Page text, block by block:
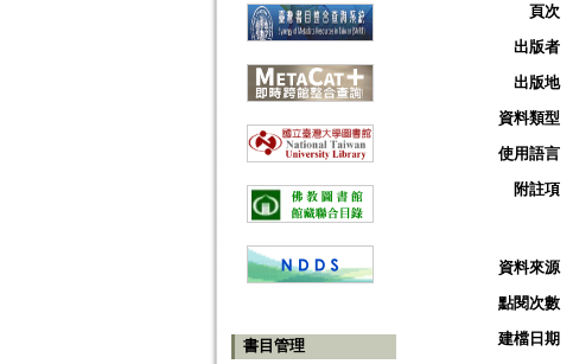
書目管理
頁次
出版者
出版地
資料類型
使用語言
附註項
資料來源
點閱次數
建檔日期